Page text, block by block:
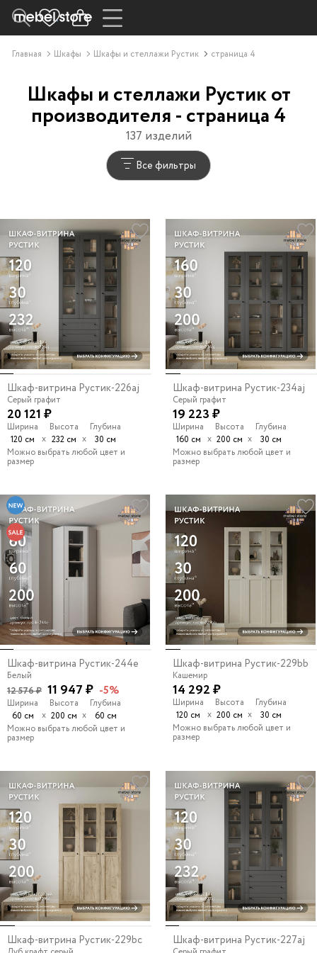
Главная Шкафы Шкафы и стеллажи Рустик страница 4
Шкафы и стеллажи Рустик от
производителя - страница 4
137 изделий
Все фильтры
Шкаф-витрина Рустик-226aj
Серый графит
20 121 ₽
Ширина
120 см
х
Высота
232 см х
Глубина
30 см
Можно выбрать любой цвет и
размер
Шкаф-витрина Рустик-234aj
Серый графит
19 223 ₽
Ширина
160 см х
Высота
200 см х
Глубина
30 см
Можно выбрать любой цвет и
размер
Шкаф-витрина Рустик-244e
Белый
12 576 ₽ 11 947 ₽ -5%
Ширина
60 см
х
Высота
200 см х
Глубина
60 см
Можно выбрать любой цвет и
размер
Шкаф-витрина Рустик-229bb
Кашемир
14 292 ₽
Ширина
120 см
х
Высота
200 см х
Глубина
30 см
Можно выбрать любой цвет и
размер
Шкаф-витрина Рустик-229bc Шкаф-витрина Рустик-227aj